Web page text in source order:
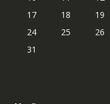
17
18 19
24
25 26
31